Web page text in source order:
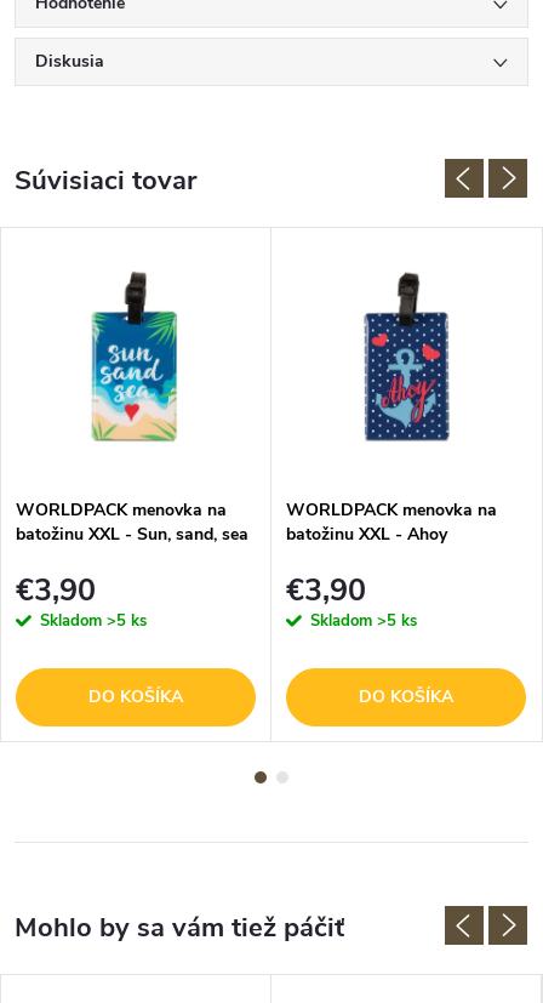
Diskusia
Súvisiaci tovar
WORLDPACK menovka na
batožinu XXL - Sun, sand, sea
€3,90
Skladom >5 ks
DO KOŠÍKA
WORLDPACK menovka na
batožinu XXL - Ahoy
€3,90
Skladom >5 ks
DO KOŠÍKA